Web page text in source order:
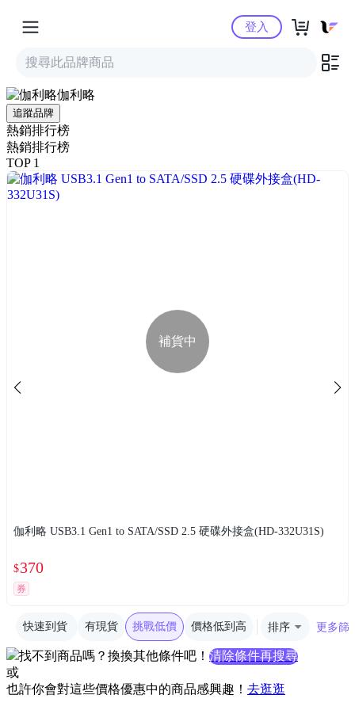
Yahoo購物中心
登入
伽利略
追蹤品牌
熱銷排行榜
熱銷排行榜
TOP 1
補貨中
伽利略 USB3.1 Gen1 to SATA/SSD 2.5 硬碟外接盒(HD-332U31S)
$370
券
快速到貨 有現貨 挑戰低價 價格低到高 排序 更多篩
找不到商品嗎？換換其他條件吧！ 清除條件再搜尋
或
也許你會對這些價格優惠中的商品感興趣！ 去逛逛